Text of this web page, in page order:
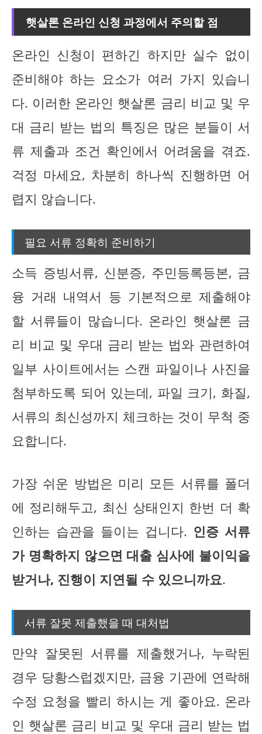
햇살론 온라인 신청 과정에서 주의할 점
온라인 신청이 편하긴 하지만 실수 없이
준비해야 하는 요소가 여러 가지 있습니
다. 이러한 온라인 햇살론 금리 비교 및 우
대 금리 받는 법의 특징은 많은 분들이 서
류 제출과 조건 확인에서 어려움을 겪죠.
걱정 마세요, 차분히 하나씩 진행하면 어
렵지 않습니다.
필요 서류 정확히 준비하기
소득 증빙서류, 신분증, 주민등록등본, 금
융 거래 내역서 등 기본적으로 제출해야
할 서류들이 많습니다. 온라인 햇살론 금
리 비교 및 우대 금리 받는 법와 관련하여
일부 사이트에서는 스캔 파일이나 사진을
첨부하도록 되어 있는데, 파일 크기, 화질,
서류의 최신성까지 체크하는 것이 무척 중
요합니다.
가장 쉬운 방법은 미리 모든 서류를 폴더
에 정리해두고, 최신 상태인지 한번 더 확
인하는 습관을 들이는 겁니다. 인증 서류
가 명확하지 않으면 대출 심사에 불이익을
받거나, 진행이 지연될 수 있으니까요.
서류 잘못 제출했을 때 대처법
만약 잘못된 서류를 제출했거나, 누락된
경우 당황스럽겠지만, 금융 기관에 연락해
수정 요청을 빨리 하시는 게 좋아요. 온라
인 햇살론 금리 비교 및 우대 금리 받는 법